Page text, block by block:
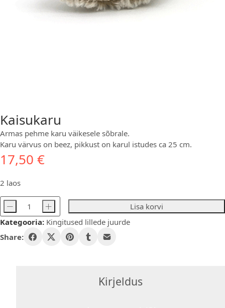
Kaisukaru
Armas pehme karu väikesele sõbrale.
Karu värvus on beez, pikkust on karul istudes ca 25 cm.
17,50 €
2 laos
Kaisukaru
kogus
- +
Lisa korvi
Kategooria: Kingitused lillede juurde
Share:
Kirjeldus